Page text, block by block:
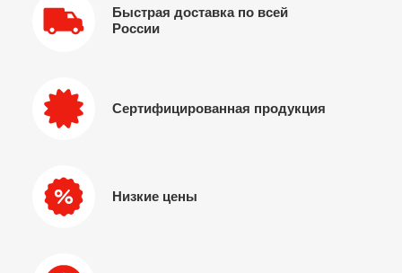
Быстрая доставка по всей
России
Сертифицированная продукция
Низкие цены